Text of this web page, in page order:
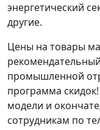
энергетический
другие.
Цены на товары
промышленной
программа
модели и
сотрудникам по